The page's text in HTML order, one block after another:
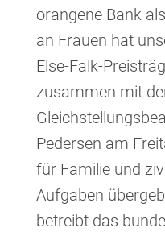
FacebookInstagramYoutube
orangene Bank
an Frauen hat
Else-Falk-
zusammen mit
Pedersen am
für Familie und
Aufgaben
betreibt das